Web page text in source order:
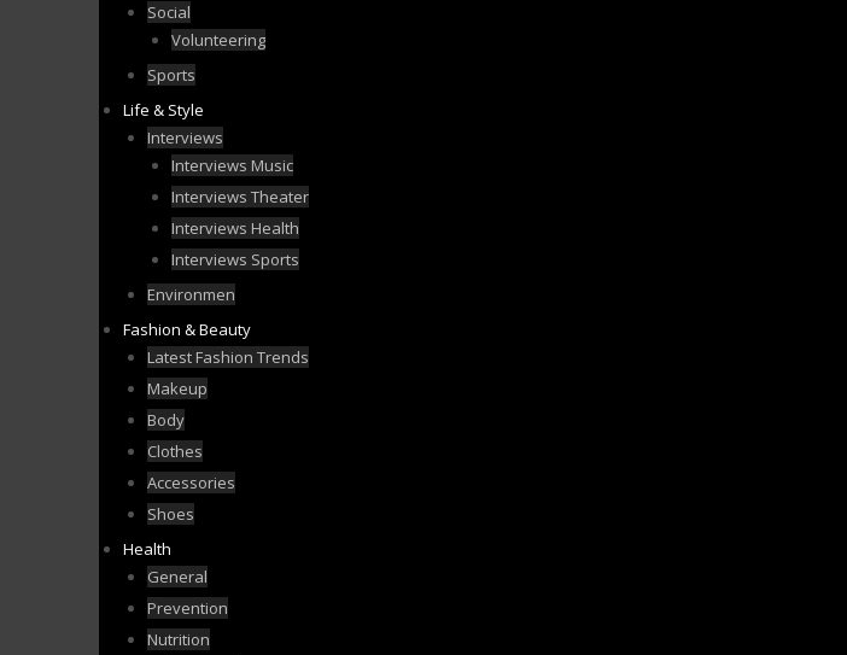
Social
Volunteering
Sports
Life & Style
Interviews
Interviews Music
Interviews Theater
Interviews Health
Interviews Sports
Environmen
Fashion & Beauty
Latest Fashion Trends
Makeup
Body
Clothes
Accessories
Shoes
Health
General
Prevention
Nutrition